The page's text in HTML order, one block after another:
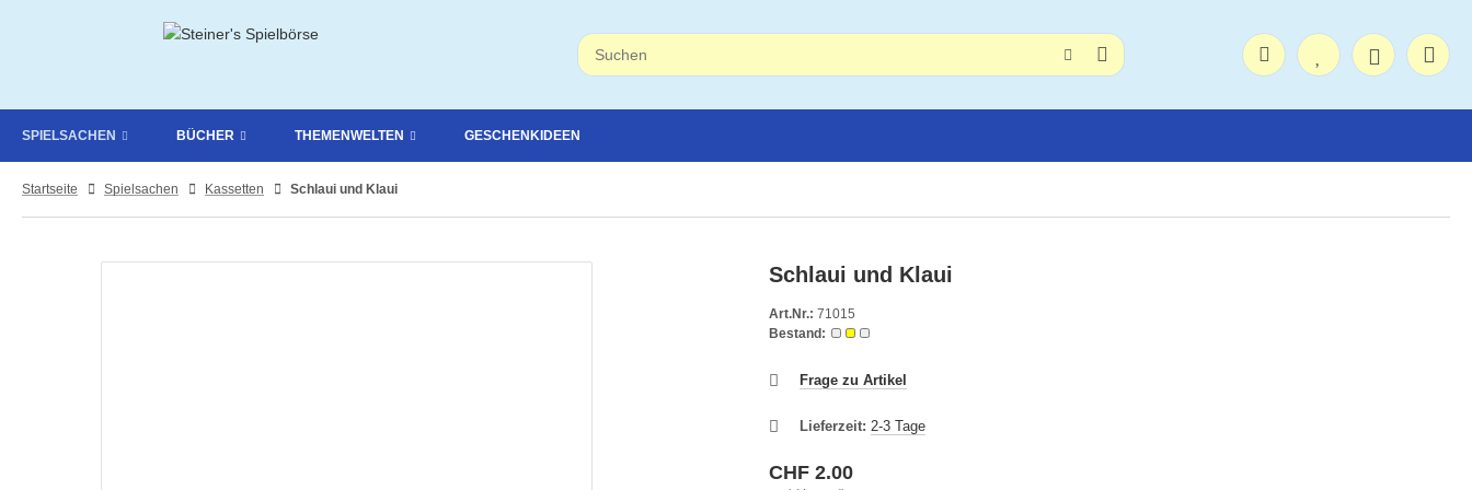
SPIELSACHEN BÜCHER THEMENWELTEN GESCHENKIDEEN
Startseite Spielsachen Kassetten Schlaui und Klaui
Schlaui und Klaui
Art.Nr.: 71015
Bestand:
Frage zu Artikel
Lieferzeit: 2-3 Tage
CHF 2.00